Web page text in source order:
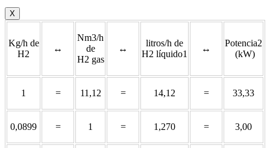
X
Kg/h de
H2
↔
Nm3/h
de
H2 gas
↔
litros/h de
H2 líquido1
↔
Potencia2
(kW)
1 = 11,12 = 14,12 = 33,33
0,0899 = 1 = 1,270 = 3,00